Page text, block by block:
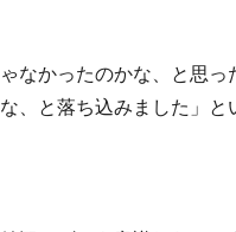
ゃなかったのかな、と思
、と落ち込みました」